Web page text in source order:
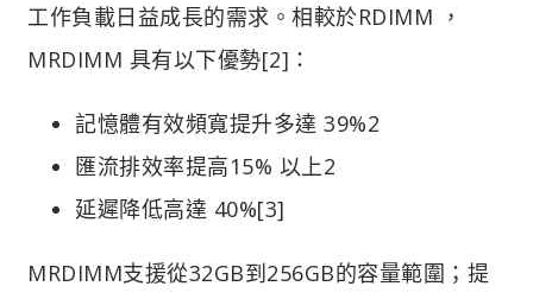
工作負載日益成長的需求。相較於RDIMM ，
MRDIMM 具有以下優勢[2]：
記憶體有效頻寬提升多達 39%2
匯流排效率提高15% 以上2
延遲降低高達 40%[3]
MRDIMM支援從32GB到256GB的容量範圍；提